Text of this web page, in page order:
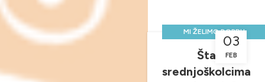
03
FEB
MI ŽELIMO DOBRU
PRAKSU, A VI?
NOVOSTI & PROJEKTI
PRAKTIČNA NASTAVA
Šta
srednjoškolcima